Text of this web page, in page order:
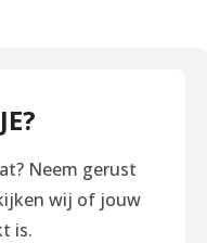
Neem gerust
wij of jouw
is.